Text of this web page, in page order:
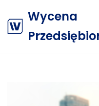
Przejdź
Wycena